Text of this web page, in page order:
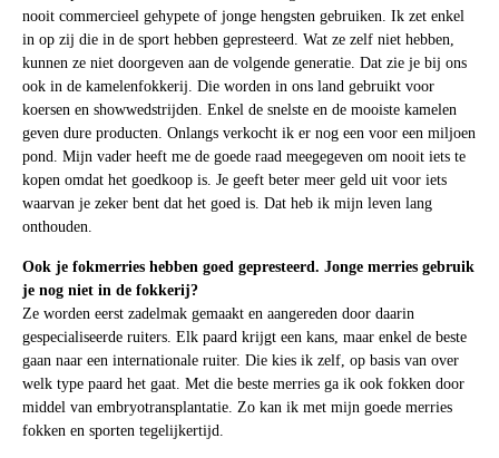
nooit commercieel gehypete of jonge hengsten gebruiken. Ik zet enkel
in op zij die in de sport hebben gepresteerd. Wat ze zelf niet hebben,
kunnen ze niet doorgeven aan de volgende generatie. Dat zie je bij ons
ook in de kamelenfokkerij. Die worden in ons land gebruikt voor
koersen en showwedstrijden. Enkel de snelste en de mooiste kamelen
geven dure producten. Onlangs verkocht ik er nog een voor een miljoen
pond. Mijn vader heeft me de goede raad meegegeven om nooit iets te
kopen omdat het goedkoop is. Je geeft beter meer geld uit voor iets
waarvan je zeker bent dat het goed is. Dat heb ik mijn leven lang
onthouden.
Ook je fokmerries hebben goed gepresteerd. Jonge merries gebruik
je nog niet in de fokkerij?
Ze worden eerst zadelmak gemaakt en aangereden door daarin
gespecialiseerde ruiters. Elk paard krijgt een kans, maar enkel de beste
gaan naar een internationale ruiter. Die kies ik zelf, op basis van over
welk type paard het gaat. Met die beste merries ga ik ook fokken door
middel van embryotransplantatie. Zo kan ik met mijn goede merries
fokken en sporten tegelijkertijd.